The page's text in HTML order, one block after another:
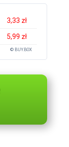
3,33 zł
5,99 zł
© BUY.BOX